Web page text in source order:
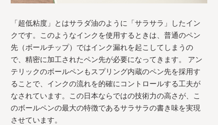
「超低粘度」とはサラダ油のように「サラサラ」したイン
クです。このようなインクを使用するときは、普通のペン
先（ボールチップ）ではインク漏れを起こしてしまうの
で、精密に加工されたペン先が必要になってきます。 アン
テリックのボールペンもスプリング内蔵のペン先を採用す
ることで、インクの流れを的確にコントロールする工夫が
なされています。この日本ならではの技術力の高さが、こ
のボールペンの最大の特徴であるサラサラの書き味を実現
させています。